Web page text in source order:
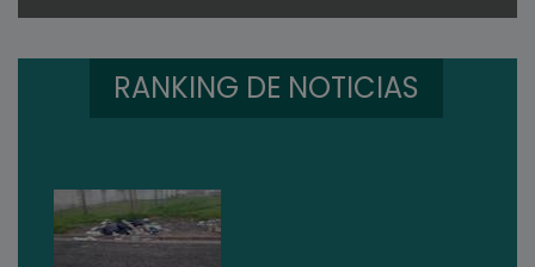
RANKING DE NOTICIAS